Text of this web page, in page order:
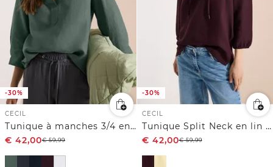
-30%
CECIL
Tunique à manches 3/4 en pur lin
€ 42,00€59,99
-30%
CECIL
Tunique Split Neck en lin mélangé
€ 42,00€59,99